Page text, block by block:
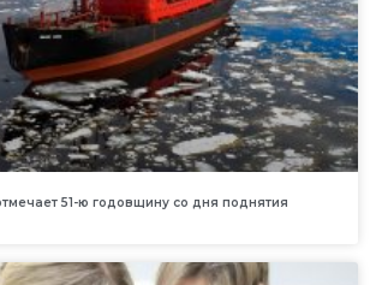
51-ю годовщину со дня поднятия